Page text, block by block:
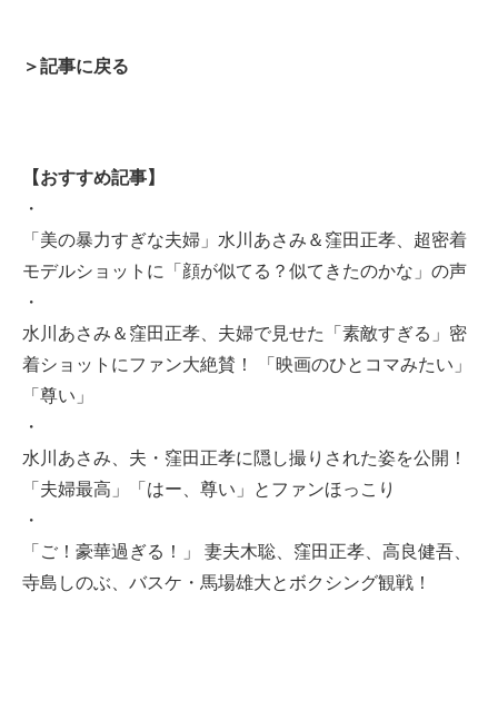
＞記事に戻る
【おすすめ記事】
・
「美の暴力すぎな夫婦」水川あさみ＆窪田正孝、超密着
モデルショットに「顔が似てる？似てきたのかな」の声
・
水川あさみ＆窪田正孝、夫婦で見せた「素敵すぎる」密
着ショットにファン大絶賛！ 「映画のひとコマみたい」
「尊い」
・
水川あさみ、夫・窪田正孝に隠し撮りされた姿を公開！
「夫婦最高」「はー、尊い」とファンほっこり
・
「ご！豪華過ぎる！」 妻夫木聡、窪田正孝、高良健吾、
寺島しのぶ、バスケ・馬場雄大とボクシング観戦！